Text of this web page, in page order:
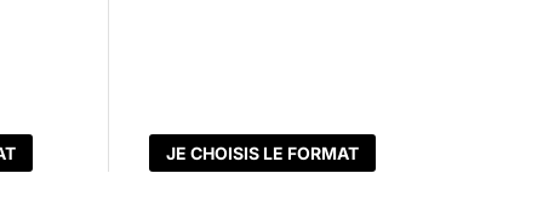
JE CHOISIS LE FORMAT